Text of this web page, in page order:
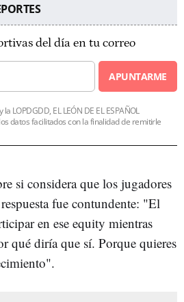
del día en tu correo
APUNTARME
LOPDGDD, EL LEÓN DE EL ESPAÑOL
datos facilitados con la finalidad de remitirle
si considera que los jugadores
fue contundente: "El
en ese equity mientras
qué diría que sí. Porque quieres